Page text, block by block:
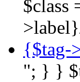
$class
{$tag-
"; } }